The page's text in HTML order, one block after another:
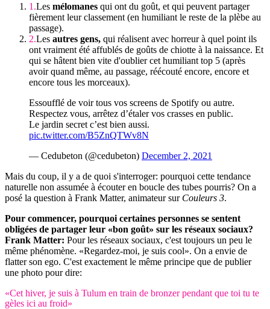
Les mélomanes qui ont du goût, et qui peuvent partager
fièrement leur classement (en humiliant le reste de la plèbe au
passage).
Les autres gens, qui réalisent avec horreur à quel point ils
ont vraiment été affublés de goûts de chiotte à la naissance. Et
qui se hâtent bien vite d'oublier cet humiliant top 5 (après
avoir quand même, au passage, réécouté encore, encore et
encore tous les morceaux).
Essoufflé de voir tous vos screens de Spotify ou autre.
Respectez vous, arrêtez d’étaler vos crasses en public.
Le jardin secret c’est bien aussi.
pic.twitter.com/B5ZnQTWv8N
— Cedubeton (@cedubeton) December 2, 2021
Mais du coup, il y a de quoi s'interroger: pourquoi cette tendance
naturelle non assumée à écouter en boucle des tubes pourris? On a
posé la question à Frank Matter, animateur sur Couleurs 3.
Pour commencer, pourquoi certaines personnes se sentent
obligées de partager leur «bon goût» sur les réseaux sociaux?
Frank Matter: Pour les réseaux sociaux, c'est toujours un peu le
même phénomène. «Regardez-moi, je suis cool». On a envie de
flatter son ego. C'est exactement le même principe que de publier
une photo pour dire:
«Cet hiver, je suis à Tulum en train de bronzer pendant que toi tu te
gèles ici au froid»